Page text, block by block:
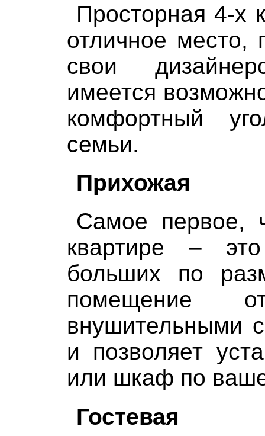
Просторная 4-х
отличное место,
свои
имеется
комфортный
семьи.
Прихожая
Самое первое,
квартире –
больших по
помещение
внушительными
и позволяет
или шкаф по
Гостевая